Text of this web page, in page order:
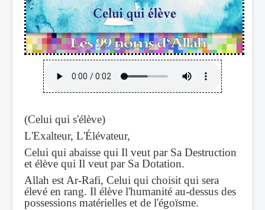
(Celui qui s'élève)
L'Exalteur, L'Élévateur,
Celui qui abaisse qui Il veut par Sa Destruction
et élève qui Il veut par Sa Dotation.
Allah est Ar-Rafi, Celui qui choisit qui sera
élevé en rang. Il élève l'humanité au-dessus des
possessions matérielles et de l'égoïsme.